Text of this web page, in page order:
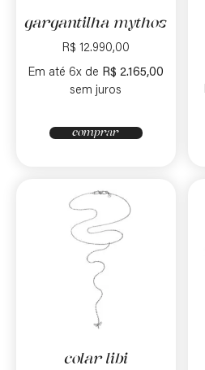
gargantilha mythos
R$ 12.990,00
Em até 6x de R$ 2.165,00
sem juros
comprar
colar libi